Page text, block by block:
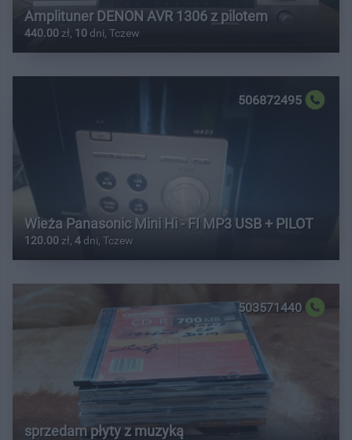
Amplituner DENON AVR 1306 z pilotem
440.00 zł, 10 dni, Tczew
506872495
Wieża Panasonic Mini Hi - FI MP3 USB + PILOT
120.00 zł, 4 dni, Tczew
503571440
sprzedam płyty z muzyką